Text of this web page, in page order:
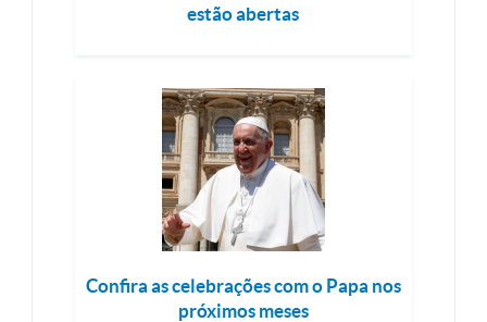
estão abertas
Confira as celebrações com o Papa nos
próximos meses